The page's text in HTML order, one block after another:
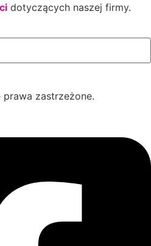
dotyczących naszej firmy.
zastrzeżone.